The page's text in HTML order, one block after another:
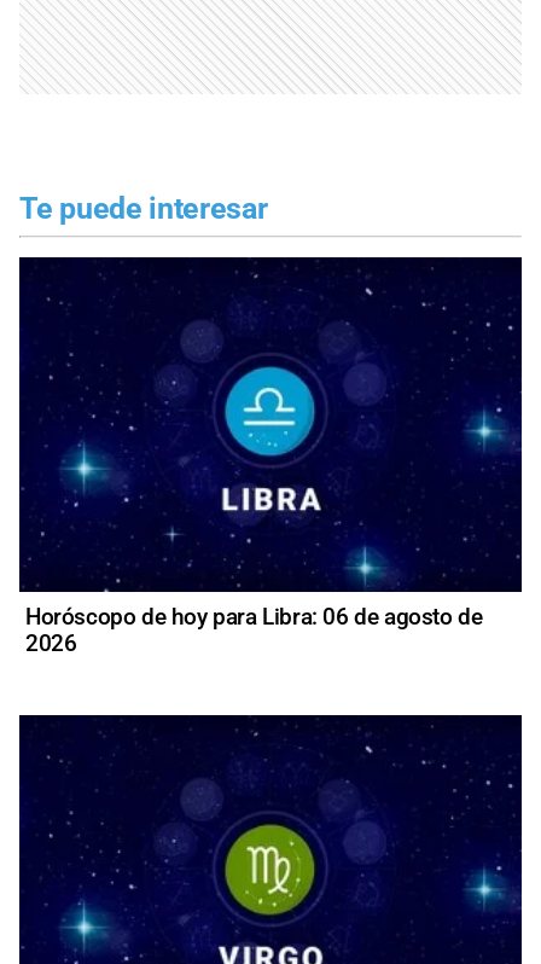
Te puede interesar
Horóscopo de hoy para Libra: 06 de agosto de
2026